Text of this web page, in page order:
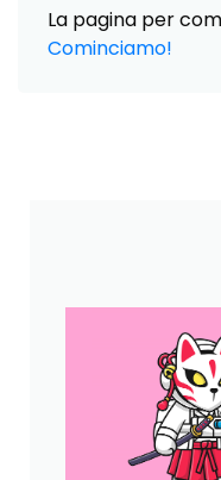
La pagina per
Cominciamo!